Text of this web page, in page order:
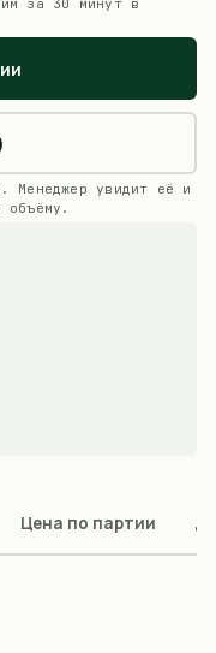
за 30 минут в
Менеджер увидит её и
объёму.
Цена по партии